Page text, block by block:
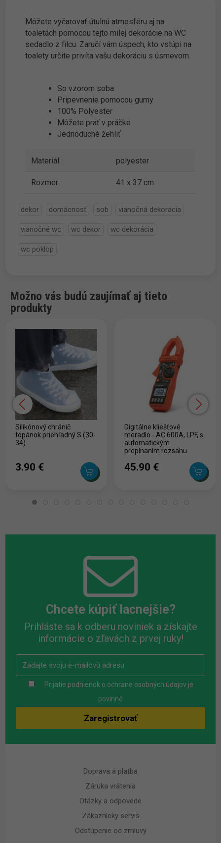
Môžete vyčarovať útulnú atmosféru aj na
toaletách pomocou tejto milej dekorácie na WC
sedadlo z filcu. Zaručí vám úspech, kto vstúpi na
toalety určite privíta vašu dekoráciu s úsmevom.
So vzorom soba
Pripevnenie pomocou gumy
100% Polyester
Môžete prať v práčke
Jednoduché žehliť
Materiál: polyester
Rozmer: 41 x 37 cm
dekor domácnosť sob vianočná dekorácia
vianočné wc wc dekor wc dekorácia
wc poklop
Možno vás budú zaujímať aj tieto
produkty
Silikónový chránič
topánok priehľadný S (30-
34)
3.90 ‎€
Digitálne kliešťové
meradlo - AC 600A, LPF, s
automatickým
prepínaním rozsahu
45.90 ‎€
Chcete kúpiť lacnejšie?
Prihláste sa k odberu noviniek a získajte
informácie o zľavách z prvej ruky!
Prijatie podnienok o ochrane osobných údajov je
povinné
Doprava a platba
Záruka vrátenia
Otázky a odpovede
Zákaznícky servis
Odstúpenie od zmluvy